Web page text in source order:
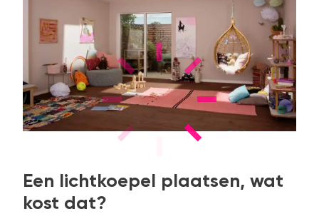
Een lichtkoepel plaatsen, wat
kost dat?